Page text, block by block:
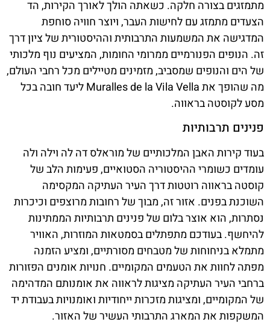
מתמזגים בצורה חלקה. כשאתה הולך לאורך הקירות, הד
הצעדים מתמזג עם לחישות העבר, ויוצר חוויה סוחפת
המדגישה את המשמעות התרבותית וההיסטורית של ציון דרך
זה. הנופים הפנורמיים ממרומי החומות, המציעים נוף מלכותי
של הים והנופים שמסביב, מזמינים מטיילים מכל רחבי העולם,
מה שהופך את Muralles de la Vila Vella ליעד חובה בכל
מסע לקוסטה בראווה.
פנינים תרבותיות
בעוד קירות האבן המלכותיים של מוראלס דה לה וילה ולה
עומדים כשומרי ההיסטוריה הסטואיים, פעימות הלב של
קוסטה בראווה רוטטות דרך העיר העתיקה המקסימה
השוכנת בפנים. אזור זה, מבוך של רחובות מרוצפים וכיכרות
נסתרות, הוא אוצר בלום של פנינים תרבותיות הממתינות
להיחשף. בעודכם מתפתלים בסמטאות המוזרות, האוויר
מתמלא בניחוחות של מטבחים מסורתיים, ומציע הזמנה
מפתה לחוות את הטעמים המקומיים. חנויות אומנים הפזורות
ברחבי העיר העתיקה מציגות לראווה את אומנותם המדהימה
של המקומיים, ומציגות מזכרות ייחודיות ואומנויות בעבודת יד
המשקפות את המארג התרבותי העשיר של האזור.